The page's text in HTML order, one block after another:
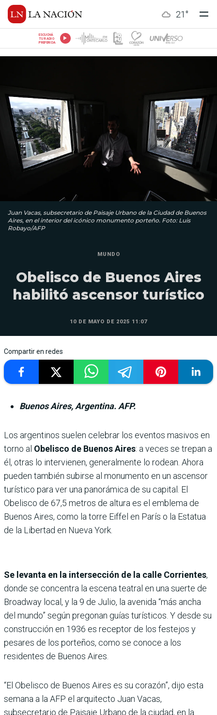
21 °
ESCUCHÁ
TU RADIO
PREFERIDA
Juan Vacas, subsecretario de Paisaje Urbano de la Ciudad de Buenos
Aires, en el interior del icónico monumento porteño. Foto: Luis
Robayo/AFP
MUNDO
Obelisco de Buenos Aires
habilitó ascensor turístico
10 DE MAYO DE 2025 11:07
Compartir en redes
Buenos Aires, Argentina. AFP.
Los argentinos suelen celebrar los eventos masivos en
torno al Obelisco de Buenos Aires: a veces se trepan a
él, otras lo intervienen, generalmente lo rodean. Ahora
pueden también subirse al monumento en un ascensor
turístico para ver una panorámica de su capital. El
Obelisco de 67,5 metros de altura es el emblema de
Buenos Aires, como la torre Eiffel en París o la Estatua
de la Libertad en Nueva York.
Se levanta en la intersección de la calle Corrientes,
donde se concentra la escena teatral en una suerte de
Broadway local, y la 9 de Julio, la avenida “más ancha
del mundo” según pregonan guías turísticos. Y desde su
construcción en 1936 es receptor de los festejos y
pesares de los porteños, como se conoce a los
residentes de Buenos Aires.
“El Obelisco de Buenos Aires es su corazón”, dijo esta
semana a la AFP el arquitecto Juan Vacas,
subsecretario de Paisaje Urbano de la ciudad, en la